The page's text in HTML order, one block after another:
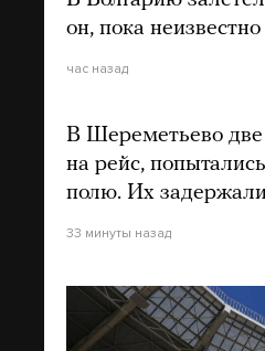
он, пока неизвестно
час назад
В Шереметьево две
на рейс,
полю. Их
33 минуты назад